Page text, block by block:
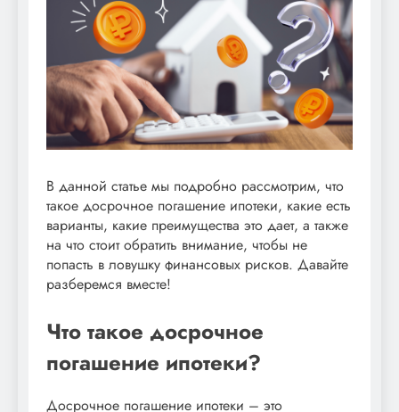
В данной статье мы подробно рассмотрим, что
такое досрочное погашение ипотеки, какие есть
варианты, какие преимущества это дает, а также
на что стоит обратить внимание, чтобы не
попасть в ловушку финансовых рисков. Давайте
разберемся вместе!
Что такое досрочное
погашение ипотеки?
Досрочное погашение ипотеки – это